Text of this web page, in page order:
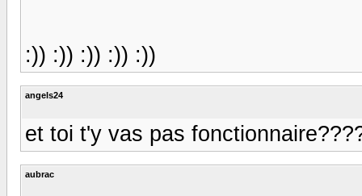
:)) :)) :)) :)) :))
angels24
et toi t'y vas pas
aubrac